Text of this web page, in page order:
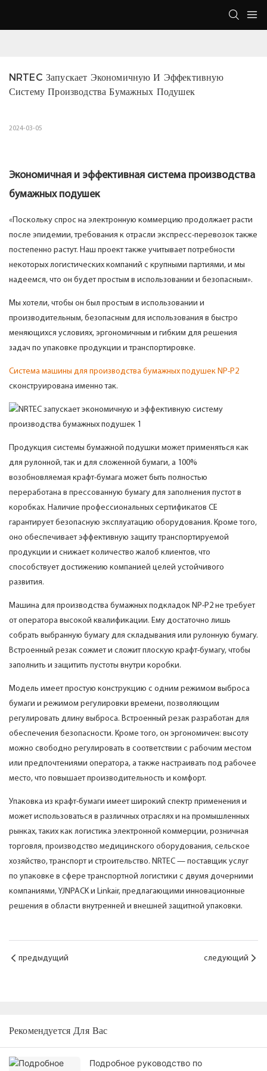
NRTEC Запускает Экономичную И Эффективную
Систему Производства Бумажных Подушек
2024-03-05
Экономичная и эффективная система производства
бумажных подушек
«Поскольку спрос на электронную коммерцию продолжает расти
после эпидемии, требования к отрасли экспресс-перевозок также
постепенно растут. Наш проект также учитывает потребности
некоторых логистических компаний с крупными партиями, и мы
надеемся, что он будет простым в использовании и безопасным».
Мы хотели, чтобы он был простым в использовании и
производительным, безопасным для использования в быстро
меняющихся условиях, эргономичным и гибким для решения
задач по упаковке продукции и транспортировке.
Система машины для производства бумажных подушек NP-P2
сконструирована именно так.
Продукция системы бумажной подушки может применяться как
для рулонной, так и для сложенной бумаги, а 100%
возобновляемая крафт-бумага может быть полностью
переработана в прессованную бумагу для заполнения пустот в
коробках. Наличие профессиональных сертификатов CE
гарантирует безопасную эксплуатацию оборудования. Кроме того,
оно обеспечивает эффективную защиту транспортируемой
продукции и снижает количество жалоб клиентов, что
способствует достижению компанией целей устойчивого
развития.
Машина для производства бумажных подкладок NP-P2 не требует
от оператора высокой квалификации. Ему достаточно лишь
собрать выбранную бумагу для складывания или рулонную бумагу.
Встроенный резак сожмет и сложит плоскую крафт-бумагу, чтобы
заполнить и защитить пустоты внутри коробки.
Модель имеет простую конструкцию с одним режимом выброса
бумаги и режимом регулировки времени, позволяющим
регулировать длину выброса. Встроенный резак разработан для
обеспечения безопасности. Кроме того, он эргономичен: высоту
можно свободно регулировать в соответствии с рабочим местом
или предпочтениями оператора, а также настраивать под рабочее
место, что повышает производительность и комфорт.
Упаковка из крафт-бумаги имеет широкий спектр применения и
может использоваться в различных отраслях и на промышленных
рынках, таких как логистика электронной коммерции, розничная
торговля, производство медицинского оборудования, сельское
хозяйство, транспорт и строительство. NRTEC — поставщик услуг
по упаковке в сфере транспортной логистики с двумя дочерними
компаниями, YJNPACK и Linkair, предлагающими инновационные
решения в области внутренней и внешней защитной упаковки.
предыдущий следующий
Рекомендуется Для Вас
Подробное руководство по